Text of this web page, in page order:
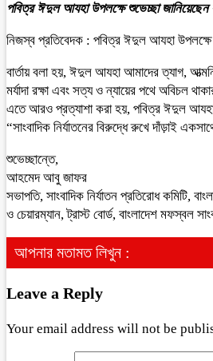
পবিত্র ঈদুল আযহা উপলক্ষে শুভেচ্ছা
নিজস্ব প্রতিবেদক : পবিত্র ঈদুল আযহা উপলক্ষে
বার্তায় বলা হয়, ঈদুল আযহা আমাদের ত্যাগ,
মর্যাদা রক্ষা এবং সত্য ও ন্যায়ের পথে অবিচল
এতে আরও প্রত্যাশা করা হয়, পবিত্র ঈদুল
“সাংবাদিক নির্যাতনের বিরুদ্ধে রুখে দাঁড়াই
শুভেচ্ছান্তে,
আহমেদ আবু জাফর
সভাপতি, সাংবাদিক নির্যাতন প্রতিরোধ কমিটি,
ও চেয়ারম্যান, ট্রাস্ট বোর্ড, বাংলাদেশ মফস্বল
আপনার মতামত লিখুন :
Leave a Reply
Your email address will not be